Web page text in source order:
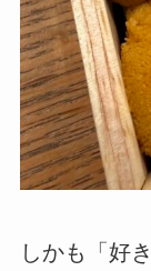
しかも「好